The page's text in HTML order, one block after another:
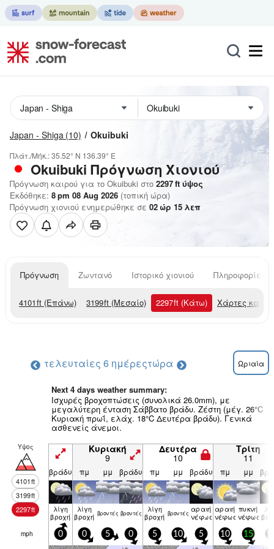
Japan - Shiga (10) Okuibuki
Πλάτ./Μήκ.:35.52° N 136.39° E
Okuibuki Πρόγνωση Χιονιού
Πρόγνωση καιρού για το Okuibuki στο 2297ft ύψος
Εκδόθηκε: 8 pm 08 Aug 2026 (τοπική ώρα)
Πρόγνωση χιονιού ενημερώθηκε σε 02ώρ 15 λεπ
Πρόγνωση Ζωντανό Ιστορικό χιονιού Πληροφορίες
4101ft (Επάνω) 3199ft (Μεσαίο) 2297ft (Κάτω) Χάρτες
τελευταίες 6 ημέρεςτώρα Ωριαία
Next 4 days weather summary:
Ισχυρές βροχοπτώσεις (συνολικά 26.0mm), με
μεγαλύτερη ένταση Σάββατο βράδυ. Ζέστη (μέγ. 26°C
Κυριακή πρωΐ, ελάχ. 18°C Δευτέρα βράδυ). Γενικά
ασθενείς άνεμοι.
Υψος
4101ft
3199ft
2297ft
Κυριακή
9
Δευτέρα
10
Τρίτη
11
βράδυ πμ μμ βράδυ πμ μμ βράδυ πμ μμ
λίγη
βροχή
λίγη
βροχή βρον­τές βρον­τές λίγη
βροχή βρον­τές αραιή
νέφωση
αραιή
νέφωση
πυκνή
νέφωση
mph 0 0 5 0 5 10 5 10 15